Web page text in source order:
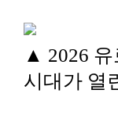
▲ 2026 유
시대가 열